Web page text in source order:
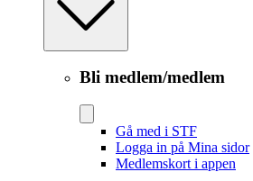
Bli medlem/medlem
Gå med i STF
Logga in på Mina sidor
Medlemskort i appen